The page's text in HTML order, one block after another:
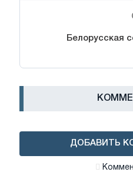
Белорусская
ДОБАВИТЬ